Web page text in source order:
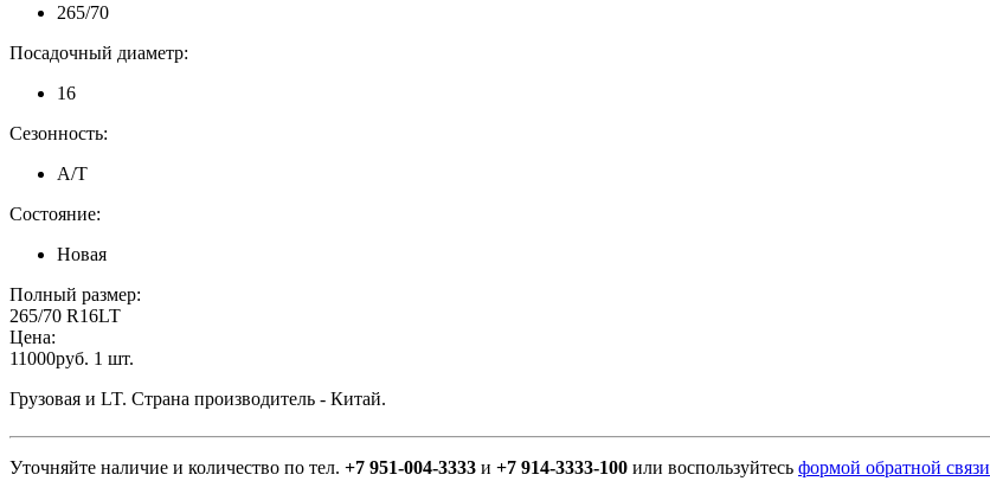
265/70
Посадочный диаметр:
16
Сезонность:
A/T
Состояние:
Новая
Полный размер:
265/70 R16LT
Цена:
11000руб. 1 шт.
Грузовая и LT. Страна производитель - Китай.
Уточняйте наличие и количество по тел. +7 951-004-3333 и +7 914-3333-100 или воспользуйтесь формой обратной связи